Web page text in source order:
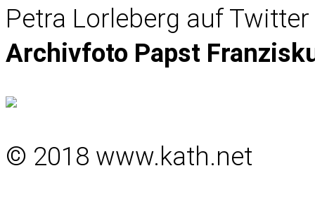
Petra Lorleberg auf
Archivfoto Papst
© 2018 www.kath.net